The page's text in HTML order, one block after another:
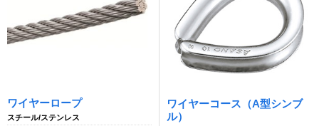
ワイヤーロープ
スチール/ステンレス
ワイヤーコース（A型シンブ
ル）